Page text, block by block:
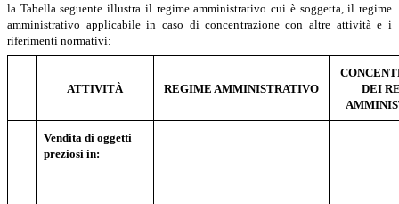
la Tabella seguente illustra il regime amministrativo cui è soggetta, il regime
amministrativo applicabile in caso di concentrazione con altre attività e i
riferimenti normativi:
ATTIVITÀ REGIME AMMINISTRATIVO
DEI
Vendita di oggetti
preziosi in: